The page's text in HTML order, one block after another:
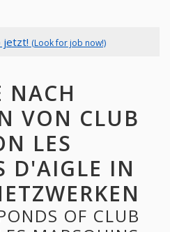
jetzt! (Look for job now!)
NACH
VON CLUB
LES
D'AIGLE IN
OF CLUB